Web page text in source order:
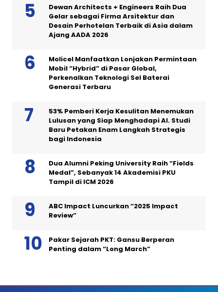
Dewan Architects + Engineers Raih Dua
Gelar sebagai Firma Arsitektur dan
Desain Perhotelan Terbaik di Asia dalam
Ajang AADA 2026
Molicel Manfaatkan Lonjakan Permintaan
Mobil “Hybrid” di Pasar Global,
Perkenalkan Teknologi Sel Baterai
Generasi Terbaru
53% Pemberi Kerja Kesulitan Menemukan
Lulusan yang Siap Menghadapi AI. Studi
Baru Petakan Enam Langkah Strategis
bagi Indonesia
Dua Alumni Peking University Raih “Fields
Medal”, Sebanyak 14 Akademisi PKU
Tampil di ICM 2026
ABC Impact Luncurkan “2025 Impact
Review”
Pakar Sejarah PKT: Gansu Berperan
Penting dalam “Long March”